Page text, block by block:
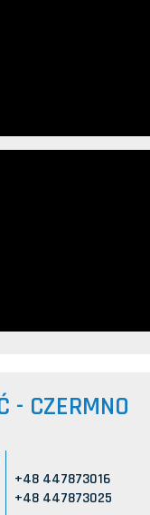
- CZERMNO
+48 447873016
+48 447873025